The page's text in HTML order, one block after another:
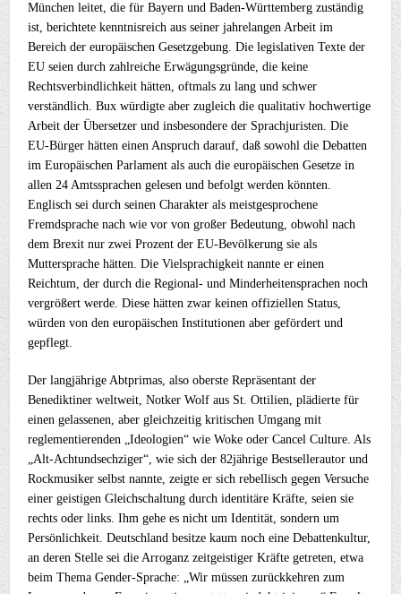
München leitet, die für Bayern und Baden-Württemberg zuständig
ist, berichtete kenntnisreich aus seiner jahrelangen Arbeit im
Bereich der europäischen Gesetzgebung. Die legislativen Texte der
EU seien durch zahlreiche Erwägungsgründe, die keine
Rechtsverbindlichkeit hätten, oftmals zu lang und schwer
verständlich. Bux würdigte aber zugleich die qualitativ hochwertige
Arbeit der Übersetzer und insbesondere der Sprachjuristen. Die
EU-Bürger hätten einen Anspruch darauf, daß sowohl die Debatten
im Europäischen Parlament als auch die europäischen Gesetze in
allen 24 Amtssprachen gelesen und befolgt werden könnten.
Englisch sei durch seinen Charakter als meistgesprochene
Fremdsprache nach wie vor von großer Bedeutung, obwohl nach
dem Brexit nur zwei Prozent der EU-Bevölkerung sie als
Muttersprache hätten. Die Vielsprachigkeit nannte er einen
Reichtum, der durch die Regional- und Minderheitensprachen noch
vergrößert werde. Diese hätten zwar keinen offiziellen Status,
würden von den europäischen Institutionen aber gefördert und
gepflegt.
Der langjährige Abtprimas, also oberste Repräsentant der
Benediktiner weltweit, Notker Wolf aus St. Ottilien, plädierte für
einen gelassenen, aber gleichzeitig kritischen Umgang mit
reglementierenden „Ideologien“ wie Woke oder Cancel Culture. Als
„Alt-Achtundsechziger“, wie sich der 82jährige Bestsellerautor und
Rockmusiker selbst nannte, zeigte er sich rebellisch gegen Versuche
einer geistigen Gleichschaltung durch identitäre Kräfte, seien sie
rechts oder links. Ihm gehe es nicht um Identität, sondern um
Persönlichkeit. Deutschland besitze kaum noch eine Debattenkultur,
an deren Stelle sei die Arroganz zeitgeistiger Kräfte getreten, etwa
beim Thema Gender-Sprache: „Wir müssen zurückkehren zum